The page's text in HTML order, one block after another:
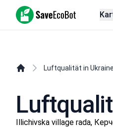
SaveEcoBot
Luftqualität in Ukraine
Illichivska village rada,